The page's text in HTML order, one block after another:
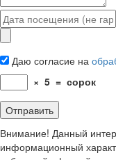
Даю согласие на
× 5 = сорок
Внимание! Данный
информационный